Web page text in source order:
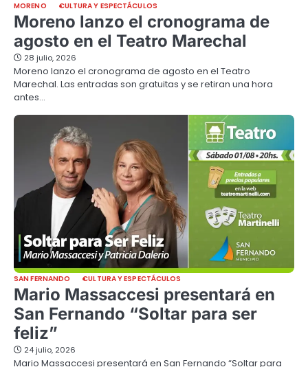
MORENO CULTURA Y ESPECTÁCULOS
Moreno lanzo el cronograma de
agosto en el Teatro Marechal
28 julio, 2026
Moreno lanzo el cronograma de agosto en el Teatro
Marechal. Las entradas son gratuitas y se retiran una hora
antes…
SAN FERNANDO CULTURA Y ESPECTÁCULOS
Mario Massaccesi presentará en
San Fernando “Soltar para ser
feliz”
24 julio, 2026
Mario Massaccesi presentará en San Fernando “Soltar para